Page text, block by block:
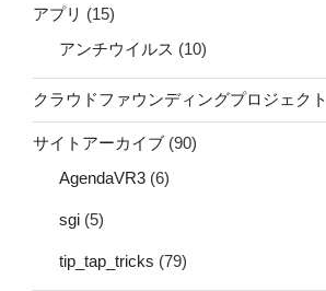
アプリ (15)
アンチウイルス (10)
クラウドファウンディングプロジェクト
サイトアーカイブ (90)
AgendaVR3 (6)
sgi (5)
tip_tap_tricks (79)